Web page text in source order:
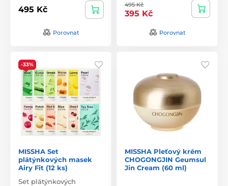
495 Kč
Porovnat
495 Kč
395 Kč
Porovnat
-33%
MISSHA Set
plátýnkových masek
Airy Fit (12 ks)
Set plátýnkových
MISSHA Pleťový krém
CHOGONGJIN Geumsul
Jin Cream (60 ml)